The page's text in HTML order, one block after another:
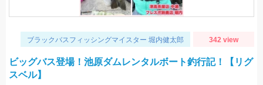
ブラックバスフィッシングマイスター 堀内健太郎 342 view
ビッグバス登場！池原ダムレンタルボート釣行記！【リグ
スベル】